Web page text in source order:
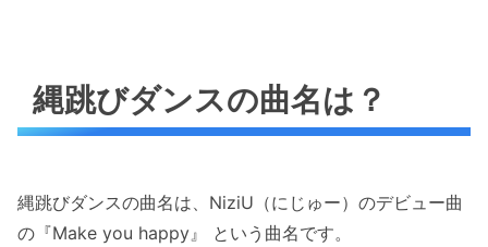
縄跳びダンスの曲名は？
縄跳びダンスの曲名は、NiziU（にじゅー）のデビュー曲
の『Make you happy』 という曲名です。